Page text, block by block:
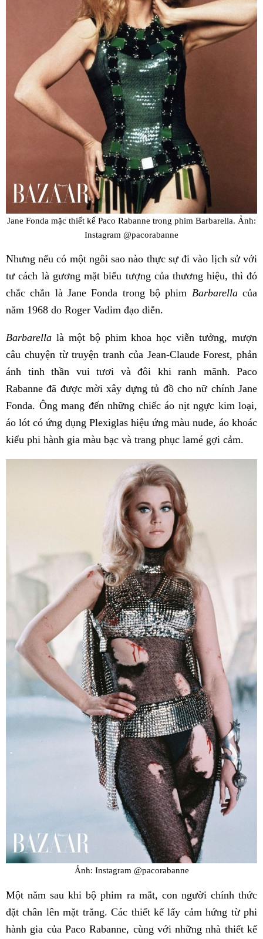
Jane Fonda mặc thiết kế Paco Rabanne trong phim Barbarella. Ảnh:
Instagram @pacorabanne
Nhưng nếu có một ngôi sao nào thực sự đi vào lịch sử với
tư cách là gương mặt biểu tượng của thương hiệu, thì đó
chắc chắn là Jane Fonda trong bộ phim Barbarellacủa
năm 1968 do Roger Vadim đạo diễn.
Barbarella là một bộ phim khoa học viễn tưởng, mượn
câu chuyện từ truyện tranh của Jean-Claude Forest, phản
ánh tinh thần vui tươi và đôi khi ranh mãnh. Paco
Rabanne đã được mời xây dựng tủ đồ cho nữ chính Jane
Fonda. Ông mang đến những chiếc áo nịt ngực kim loại,
áo lót có ứng dụng Plexiglas hiệu ứng màu nude, áo khoác
kiểu phi hành gia màu bạc và trang phục lamé gợi cảm.
Ảnh: Instagram @pacorabanne
Một năm sau khi bộ phim ra mắt, con người chính thức
đặt chân lên mặt trăng. Các thiết kế lấy cảm hứng từ phi
hành gia của Paco Rabanne, cùng với những nhà thiết kế